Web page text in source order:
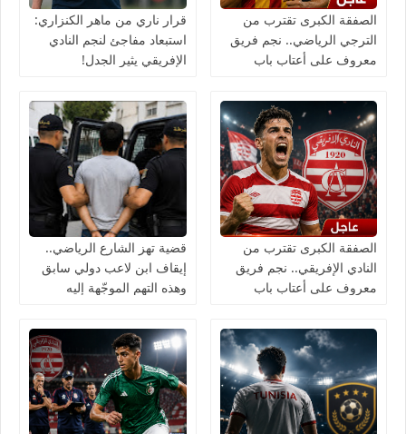
الصفقة الكبرى تقترب من
الترجي الرياضي.. نجم فريق
معروف على أعتاب باب
قرار ناري من ماهر الكنزاري:
استبعاد مفاجئ لنجم النادي
الإفريقي يثير الجدل!
الصفقة الكبرى تقترب من
النادي الإفريقي.. نجم فريق
معروف على أعتاب باب
قضية تهز الشارع الرياضي..
إيقاف ابن لاعب دولي سابق
وهذه التهم الموجّهة إليه